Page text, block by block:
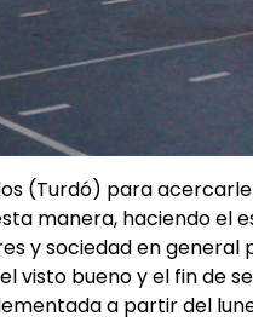
(Turdó) para
manera, haciendo el
y sociedad en
visto bueno y el fin de
a partir del